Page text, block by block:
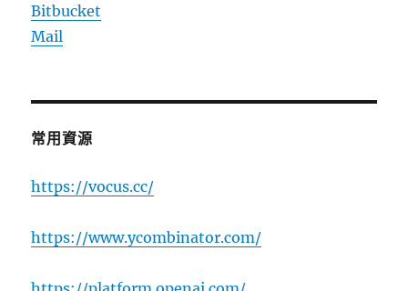
Bitbucket
Mail
常用資源
https://vocus.cc/
https://www.ycombinator.com/